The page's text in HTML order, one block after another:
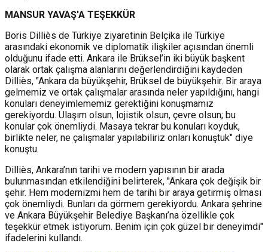
MANSUR YAVAŞ'A TEŞEKKÜR
Boris Dilliès de Türkiye ziyaretinin Belçika ile Türkiye
arasındaki ekonomik ve diplomatik ilişkiler açısından önemli
olduğunu ifade etti. Ankara ile Brüksel’in iki büyük başkent
olarak ortak çalışma alanlarını değerlendirdiğini kaydeden
Dilliès, "Ankara da büyükşehir, Brüksel de büyükşehir. Bir araya
gelmemiz ve ortak çalışmalar arasında neler yapıldığını, hangi
konuları deneyimlememiz gerektiğini konuşmamız
gerekiyordu. Ulaşım olsun, lojistik olsun, çevre olsun; bu
konular çok önemliydi. Masaya tekrar bu konuları koyduk,
birlikte neler, ne çalışmalar yapılabiliriz onları konuştuk" diye
konuştu.
Dilliès, Ankara’nın tarihi ve modern yapısının bir arada
bulunmasından etkilendiğini belirterek, "Ankara çok değişik bir
şehir. Hem modernizmi hem de tarihi bir araya getirmiş olması
çok önemliydi. Bunları da görmem gerekiyordu. Ankara şehrine
ve Ankara Büyükşehir Belediye Başkanı’na özellikle çok
teşekkür etmek istiyorum. Benim için çok güzel bir deneyimdi"
ifadelerini kullandı.